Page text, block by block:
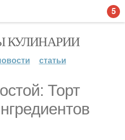
КУЛИНАРИИ
статьи
Торт
5